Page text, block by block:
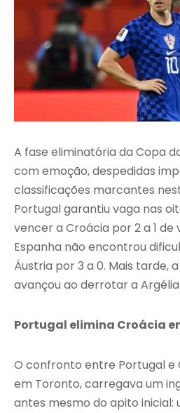
A fase eliminatória da Copa
com emoção, despedidas
classificações marcantes
Portugal garantiu vaga nas
vencer a Croácia por 2 a 1 de
Espanha não encontrou
Áustria por 3 a 0. Mais tarde,
avançou ao derrotar a
Portugal elimina Croácia
O confronto entre Portugal e
em Toronto, carregava um
antes mesmo do apito inicial: